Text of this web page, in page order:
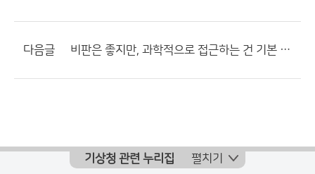
다음글 비판은 좋지만, 과학적으로 접근하는 건 기본 예의 아닐까요
기상청 관련 누리집 펼치기